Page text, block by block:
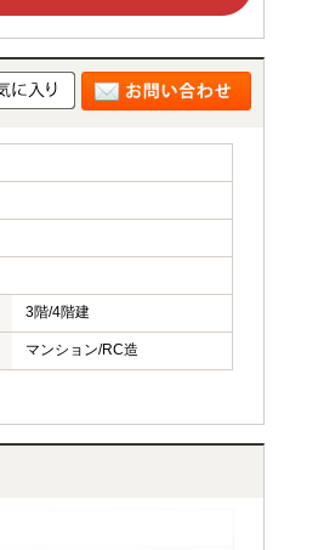
3階/4階建
マンション/RC造